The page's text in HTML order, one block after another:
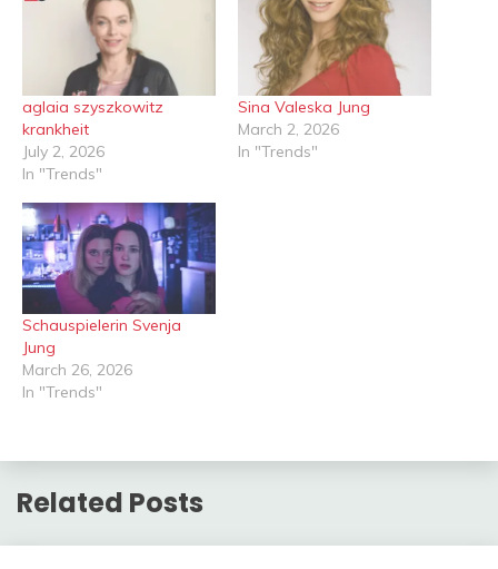
aglaia szyszkowitz
krankheit
July 2, 2026
In "Trends"
Sina Valeska Jung
March 2, 2026
In "Trends"
Schauspielerin Svenja
Jung
March 26, 2026
In "Trends"
Related Posts